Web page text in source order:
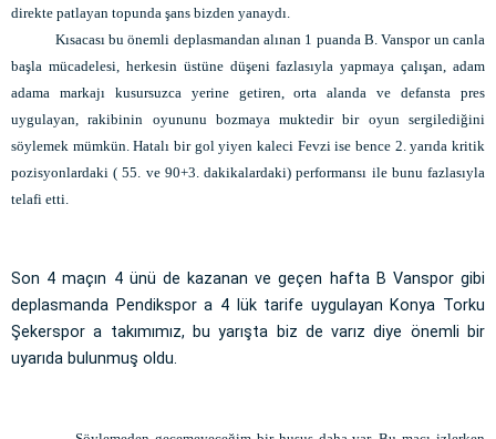
direkte patlayan topunda şans bizden yanaydı.
Kısacası bu önemli deplasmandan alınan 1 puanda B. Vanspor un canla
başla mücadelesi, herkesin üstüne düşeni fazlasıyla yapmaya çalışan, adam
adama markajı kusursuzca yerine getiren, orta alanda ve defansta pres
uygulayan, rakibinin oyununu bozmaya muktedir bir oyun sergilediğini
söylemek mümkün. Hatalı bir gol yiyen kaleci Fevzi ise bence 2. yarıda kritik
pozisyonlardaki ( 55. ve 90+3. dakikalardaki) performansı ile bunu fazlasıyla
telafi etti.
Son 4 maçın 4 ünü de kazanan ve geçen hafta B Vanspor gibi
deplasmanda Pendikspor a 4 lük tarife uygulayan Konya Torku
Şekerspor a takımımız, bu yarışta biz de varız diye önemli bir
uyarıda bulunmuş oldu.